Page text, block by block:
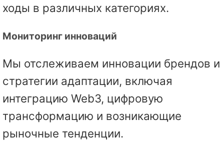
ходы в различных категориях.
Мониторинг инноваций
Мы отслеживаем инновации брендов и
стратегии адаптации, включая
интеграцию Web3, цифровую
трансформацию и возникающие
рыночные тенденции.